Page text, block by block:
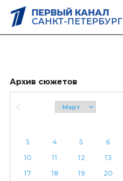
ПЕРВЫЙ КАНАЛ
САНКТ-ПЕТЕРБУРГ
Архив сюжетов
3
4 5 6
10
11 12 13
17
18 19 20